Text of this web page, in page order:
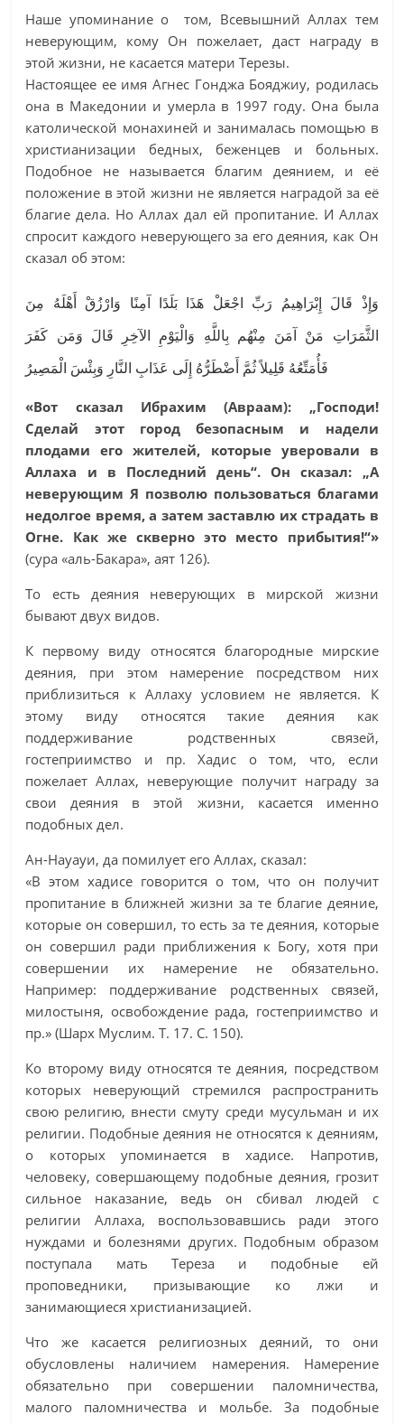
Наше упоминание о том, Всевышний Аллах тем
неверующим, кому Он пожелает, даст награду в
этой жизни, не касается матери Терезы.
Настоящее ее имя Агнес Гонджа Бояджиу, родилась
она в Македонии и умерла в 1997 году. Она была
католической монахиней и занималась помощью в
христианизации бедных, беженцев и больных.
Подобное не называется благим деянием, и её
положение в этой жизни не является наградой за её
благие дела. Но Аллах дал ей пропитание. И Аллах
спросит каждого неверующего за его деяния, как Он
сказал об этом:
وَإِذْ قَالَ إِبْرَاهِيمُ رَبِّ اجْعَلْ هََذَا بَلَدًا آمِنًا وَارْزُقْ أَهْلَهُ مِنَ
الثَّمَرَاتِ مَنْ آمَنَ مِنْهُم بِاللَّهِ وَالْيَوْمِ الآخِرِ قَالَ وَمَن كَفَرَ
فَأُمَتِّعُهُ قَلِيلاً ثُمَّ أَضْطَرُّهُ إِلَى عَذَابِ النَّارِ وَبِئْسَ الْمَصِيرُ
«Вот сказал Ибрахим (Авраам): „Господи!
Сделай этот город безопасным и надели
плодами его жителей, которые уверовали в
Аллаха и в Последний день“. Он сказал: „А
неверующим Я позволю пользоваться благами
недолгое время, а затем заставлю их страдать в
Огне. Как же скверно это место прибытия!“»
(сура «аль-Бакара», аят 126).
То есть деяния неверующих в мирской жизни
бывают двух видов.
К первому виду относятся благородные мирские
деяния, при этом намерение посредством них
приблизиться к Аллаху условием не является. К
этому виду относятся такие деяния как
поддерживание родственных связей,
гостеприимство и пр. Хадис о том, что, если
пожелает Аллах, неверующие получит награду за
свои деяния в этой жизни, касается именно
подобных дел.
Ан-Науауи, да помилует его Аллах, сказал:
«В этом хадисе говорится о том, что он получит
пропитание в ближней жизни за те благие деяние,
которые он совершил, то есть за те деяния, которые
он совершил ради приближения к Богу, хотя при
совершении их намерение не обязательно.
Например: поддерживание родственных связей,
милостыня, освобождение рада, гостеприимство и
пр.» (Шарх Муслим. Т. 17. С. 150).
Ко второму виду относятся те деяния, посредством
которых неверующий стремился распространить
свою религию, внести смуту среди мусульман и их
религии. Подобные деяния не относятся к деяниям,
о которых упоминается в хадисе. Напротив,
человеку, совершающему подобные деяния, грозит
сильное наказание, ведь он сбивал людей с
религии Аллаха, воспользовавшись ради этого
нуждами и болезнями других. Подобным образом
поступала мать Тереза и подобные ей
проповедники, призывающие ко лжи и
занимающиеся христианизацией.
Что же касается религиозных деяний, то они
обусловлены наличием намерения. Намерение
обязательно при совершении паломничества,
малого паломничества и мольбе. За подобные